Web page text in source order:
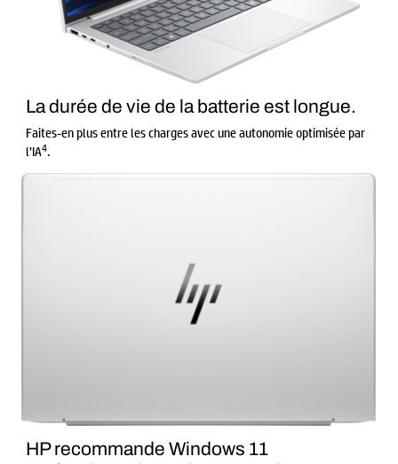
La durée de vie de la batterie est longue.
Faites-en plus entre les charges avec une autonomie optimisée par
l’IA4.
HP recommande Windows 11